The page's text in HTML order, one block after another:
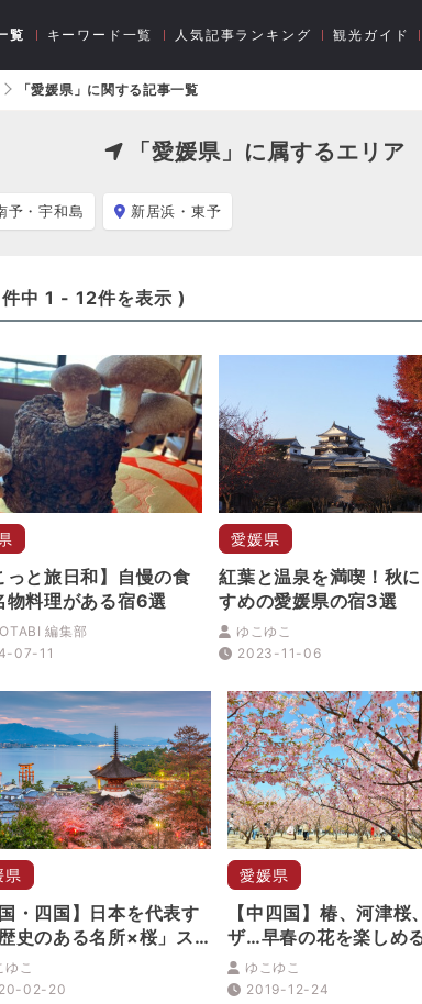
覧 キーワード一覧 人気記事ランキング 観光ガイド
「愛媛県」に関する記事一覧
「愛媛県」に属するエリア
予・宇和島 新居浜・東予
件中 1 - 12件を表示 )
っと旅日和】自慢の食
物料理がある宿6選
編集部
07-11
愛媛県
紅葉と温泉を満喫！秋
すめの愛媛県の宿3選
ゆこゆこ
2023-11-06
県
国・四国】日本を代表す
史のある名所×桜」ス
4選
ゆこ
02-20
愛媛県
【中四国】椿、河津桜
ザ…早春の花を楽しめ
すめスポット５選
ゆこゆこ
2019-12-24